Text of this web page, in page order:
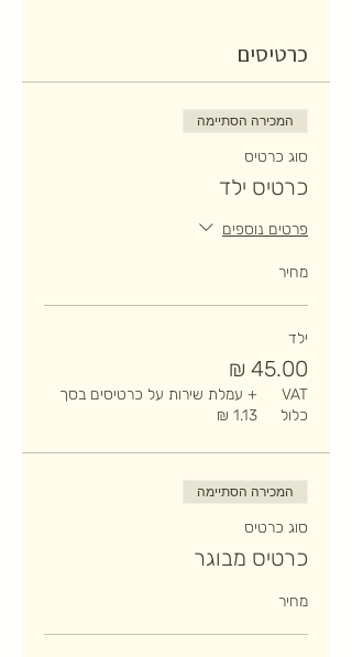
כרטיסים
המכירה הסתיימה
סוג כרטיס
כרטיס ילד
פרטים נוספים
מחיר
ילד
VAT
כלול
+ עמלת שירות על כרטיסים בסך
‏1.13 ‏₪
המכירה הסתיימה
סוג כרטיס
כרטיס מבוגר
מחיר